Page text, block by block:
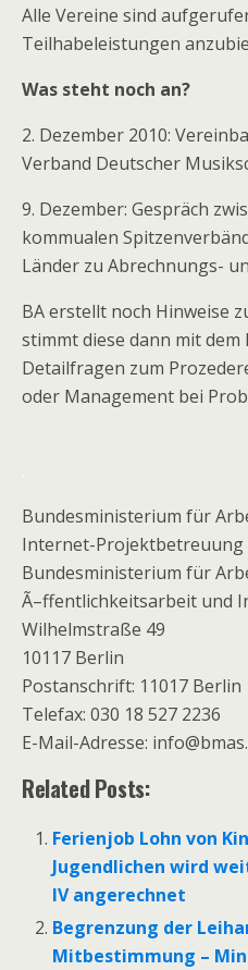
Alle Vereine sind
Teilhabeleistungen
Was steht noch an?
2. Dezember 2010:
Verband Deutscher
9. Dezember: Gespräch
kommualen
Länder zu Abrechnungs-
BA erstellt noch Hinweise
stimmt diese dann mit dem
Detailfragen zum
oder Management bei
Bundesministerium für
Internet-Projektbetreuung
Bundesministerium für
Ã–ffentlichkeitsarbeit und
Wilhelmstraße 49
10117 Berlin
Postanschrift: 11017 Berlin
Telefax: 030 18 527 2236
E-Mail-Adresse:
Related Posts:
Ferienjob Lohn von
Jugendlichen wird
IV angerechnet
Begrenzung der
Mitbestimmung –